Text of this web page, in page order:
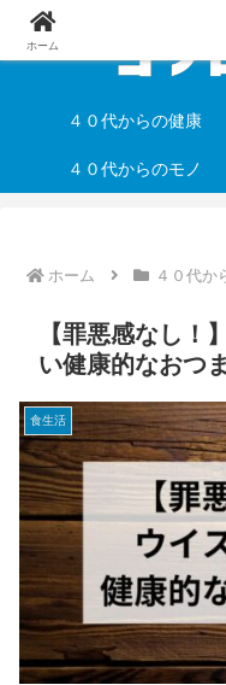
４０代からの健康
４０代からのモノ
ホーム ４０代か
【罪悪感なし！
い健康的なおつ
食生活
ホーム